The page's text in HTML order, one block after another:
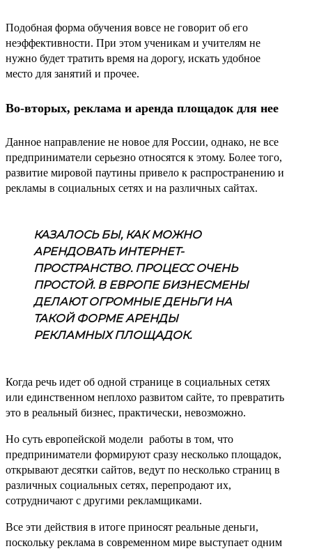
Подобная форма обучения вовсе не говорит об его
неэффективности. При этом ученикам и учителям не
нужно будет тратить время на дорогу, искать удобное
место для занятий и прочее.
Во-вторых, реклама и аренда площадок для нее
Данное направление не новое для России, однако, не все
предприниматели серьезно относятся к этому. Более того,
развитие мировой паутины привело к распространению и
рекламы в социальных сетях и на различных сайтах.
КАЗАЛОСЬ БЫ, КАК МОЖНО
АРЕНДОВАТЬ ИНТЕРНЕТ-
ПРОСТРАНСТВО. ПРОЦЕСС ОЧЕНЬ
ПРОСТОЙ. В ЕВРОПЕ БИЗНЕСМЕНЫ
ДЕЛАЮТ ОГРОМНЫЕ ДЕНЬГИ НА
ТАКОЙ ФОРМЕ АРЕНДЫ
РЕКЛАМНЫХ ПЛОЩАДОК.
Когда речь идет об одной странице в социальных сетях
или единственном неплохо развитом сайте, то превратить
это в реальный бизнес, практически, невозможно.
Но суть европейской модели работы в том, что
предприниматели формируют сразу несколько площадок,
открывают десятки сайтов, ведут по несколько страниц в
различных социальных сетях, перепродают их,
сотрудничают с другими рекламщиками.
Все эти действия в итоге приносят реальные деньги,
поскольку реклама в современном мире выступает одним